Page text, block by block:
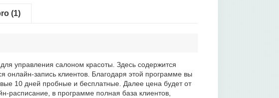
(1)
управления салоном красоты. Здесь содержится
онлайн-запись клиентов. Благодаря этой программе вы
10 дней пробные и бесплатные. Далее цена будет от
расписание, в программе полная база клиентов,